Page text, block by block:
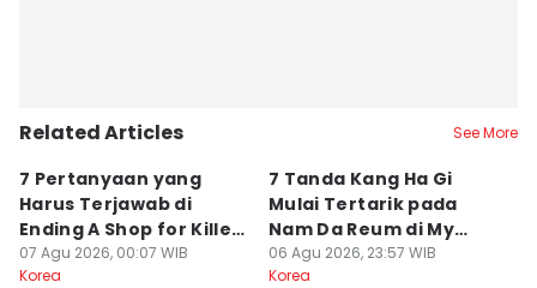
Related Articles See More
7 Pertanyaan yang
Harus Terjawab di
Ending A Shop for Killers
2
07 Agu 2026, 00:07 WIB
Korea
7 Tanda Kang Ha Gi
Mulai Tertarik pada
Nam Da Reum di My
Bias, My Boss
06 Agu 2026, 23:57 WIB
Korea